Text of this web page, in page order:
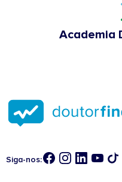
Academia
Siga-nos: